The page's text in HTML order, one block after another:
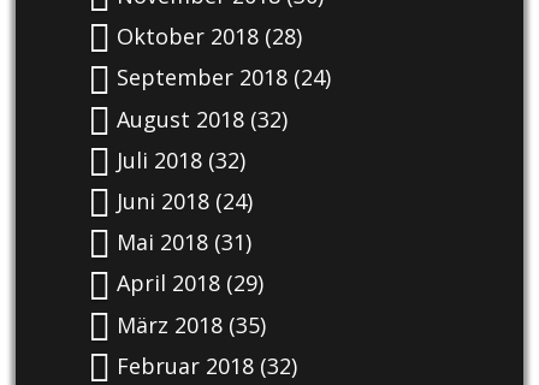
Oktober 2018(28)
September 2018(24)
August 2018(32)
Juli 2018(32)
Juni 2018(24)
Mai 2018(31)
April 2018(29)
März 2018(35)
Februar 2018(32)